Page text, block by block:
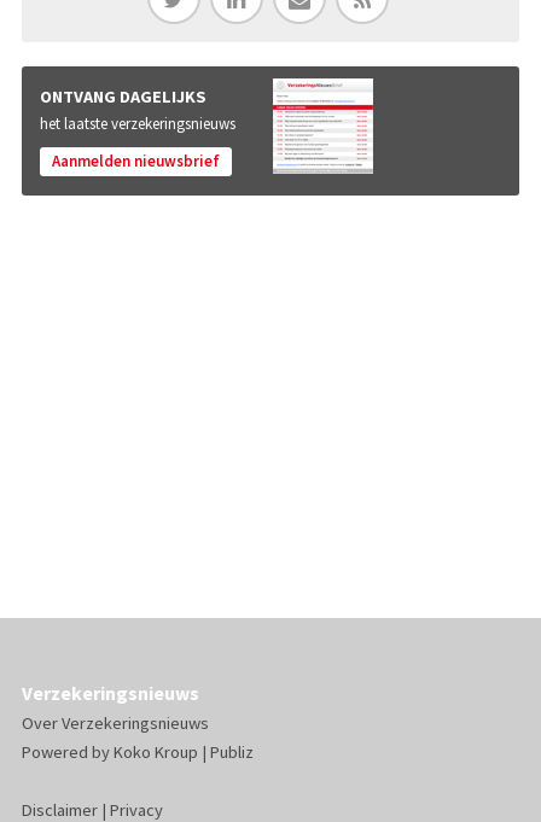
ONTVANG DAGELIJKS
het laatste verzekeringsnieuws
Aanmelden nieuwsbrief
Verzekeringsnieuws
Over Verzekeringsnieuws
Powered byKoko Kroup | Publiz
Disclaimer| Privacy